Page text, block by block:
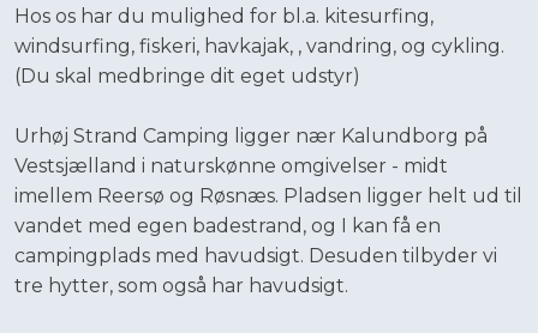
Hos os har du mulighed for bl.a. kitesurfing,
windsurfing, fiskeri, havkajak, , vandring, og cykling.
(Du skal medbringe dit eget udstyr)
Urhøj Strand Camping ligger nær Kalundborg på
Vestsjælland i naturskønne omgivelser - midt
imellem Reersø og Røsnæs. Pladsen ligger helt ud til
vandet med egen badestrand, og I kan få en
campingplads med havudsigt. Desuden tilbyder vi
tre hytter, som også har havudsigt.